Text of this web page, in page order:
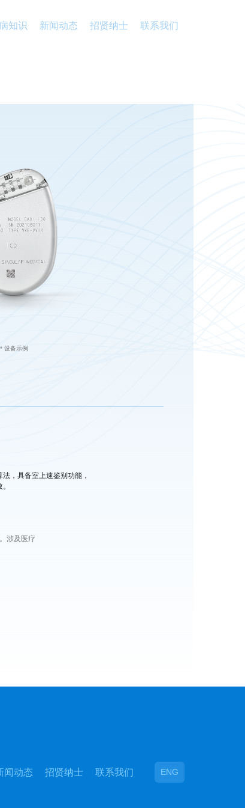
知识 新闻动态 招贤纳士 联系我们
* 设备示例
，具备室上速鉴别功能，
涉及医疗
闻动态 招贤纳士 联系我们 ENG